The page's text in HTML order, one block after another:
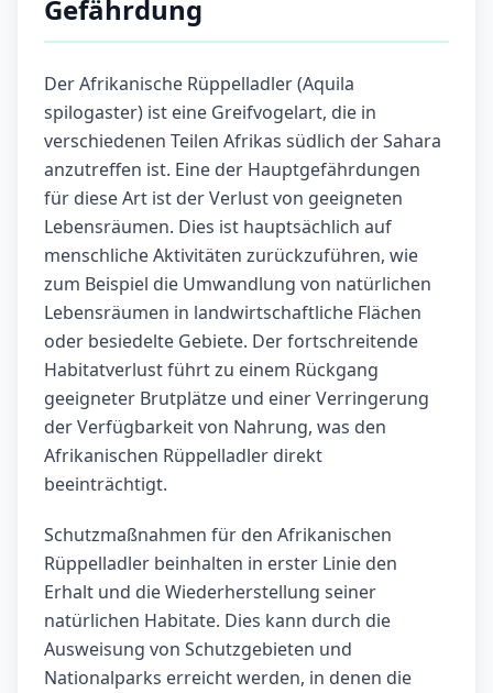
Gefährdung
Der Afrikanische Rüppelladler (Aquila
spilogaster) ist eine Greifvogelart, die in
verschiedenen Teilen Afrikas südlich der Sahara
anzutreffen ist. Eine der Hauptgefährdungen
für diese Art ist der Verlust von geeigneten
Lebensräumen. Dies ist hauptsächlich auf
menschliche Aktivitäten zurückzuführen, wie
zum Beispiel die Umwandlung von natürlichen
Lebensräumen in landwirtschaftliche Flächen
oder besiedelte Gebiete. Der fortschreitende
Habitatverlust führt zu einem Rückgang
geeigneter Brutplätze und einer Verringerung
der Verfügbarkeit von Nahrung, was den
Afrikanischen Rüppelladler direkt
beeinträchtigt.
Schutzmaßnahmen für den Afrikanischen
Rüppelladler beinhalten in erster Linie den
Erhalt und die Wiederherstellung seiner
natürlichen Habitate. Dies kann durch die
Ausweisung von Schutzgebieten und
Nationalparks erreicht werden, in denen die